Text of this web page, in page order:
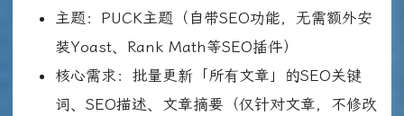
主题：PUCK主题（自带SEO功能，无需额外安
装Yoast、Rank Math等SEO插件）
核心需求：批量更新「所有文章」的SEO关键
词、SEO描述、文章摘要（仅针对文章，不修改